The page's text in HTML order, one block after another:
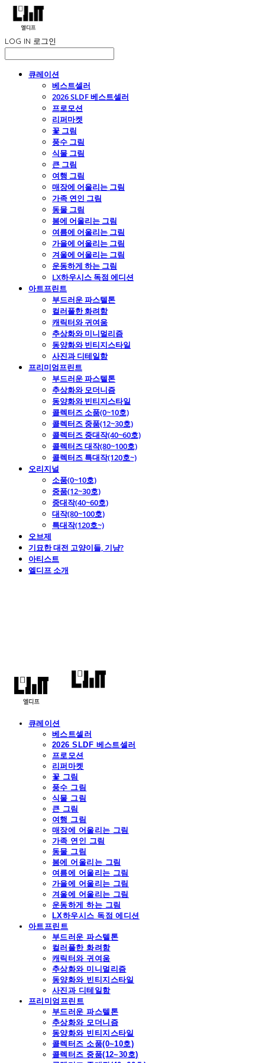
LOG IN 로그인
큐레이션
베스트셀러
2026 SLDF 베스트셀러
프로모션
리퍼마켓
꽃 그림
풍수 그림
식물 그림
큰 그림
여행 그림
매장에 어울리는 그림
가족 연인 그림
동물 그림
봄에 어울리는 그림
여름에 어울리는 그림
가을에 어울리는 그림
겨울에 어울리는 그림
운동하게 하는 그림
LX하우시스 독점 에디션
아트프린트
부드러운 파스텔톤
컬러풀한 화려함
캐릭터와 귀여움
추상화와 미니멀리즘
동양화와 빈티지스타일
사진과 디테일함
프리미엄프린트
부드러운 파스텔톤
추상화와 모더니즘
동양화와 빈티지스타일
콜렉터즈 소품(0~10호)
콜렉터즈 중품(12~30호)
콜렉터즈 중대작(40~60호)
콜렉터즈 대작(80~100호)
콜렉터즈 특대작(120호~)
오리지널
소품(0~10호)
중품(12~30호)
중대작(40~60호)
대작(80~100호)
특대작(120호~)
오브제
기묘한 대전 고양이들, 기냥?
아티스트
엘디프 소개
큐레이션
베스트셀러
2026 SLDF 베스트셀러
프로모션
리퍼마켓
꽃 그림
풍수 그림
식물 그림
큰 그림
여행 그림
매장에 어울리는 그림
가족 연인 그림
동물 그림
봄에 어울리는 그림
여름에 어울리는 그림
가을에 어울리는 그림
겨울에 어울리는 그림
운동하게 하는 그림
LX하우시스 독점 에디션
아트프린트
부드러운 파스텔톤
컬러풀한 화려함
캐릭터와 귀여움
추상화와 미니멀리즘
동양화와 빈티지스타일
사진과 디테일함
프리미엄프린트
부드러운 파스텔톤
추상화와 모더니즘
동양화와 빈티지스타일
콜렉터즈 소품(0~10호)
콜렉터즈 중품(12~30호)